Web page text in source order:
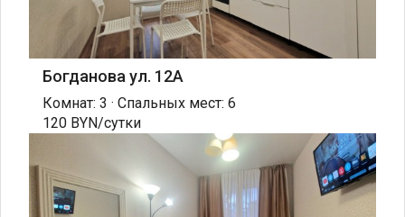
Богданова ул. 12А
Комнат: 3 · Спальных мест: 6
120 BYN/сутки